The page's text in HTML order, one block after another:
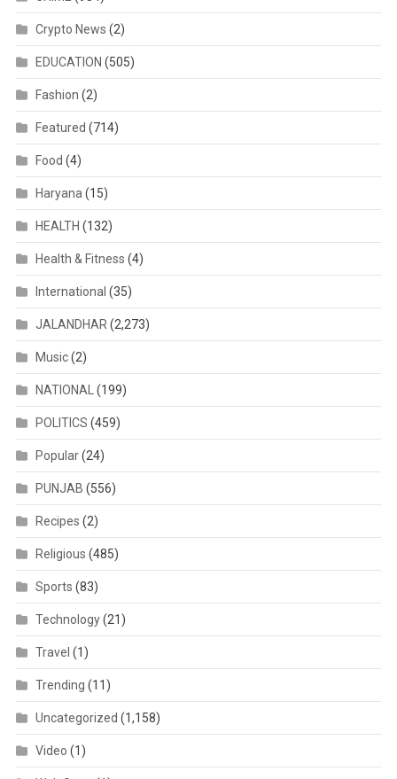
Crypto News (2)
EDUCATION (505)
Fashion (2)
Featured (714)
Food (4)
Haryana (15)
HEALTH (132)
Health & Fitness (4)
International (35)
JALANDHAR (2,273)
Music(2)
NATIONAL (199)
POLITICS (459)
Popular(24)
PUNJAB (556)
Recipes (2)
Religious (485)
Sports (83)
Technology(21)
Travel (1)
Trending (11)
Uncategorized (1,158)
Video (1)